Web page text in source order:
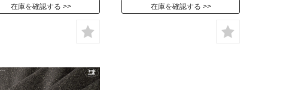
在庫を確認する 在庫を確認する